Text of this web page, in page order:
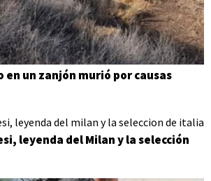
en un zanjón murió por causas
leyenda del Milan y la selección